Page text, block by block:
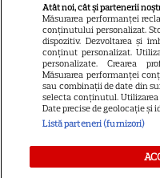
Copyright2026Ringier
Jocurile de
Atât noi, cât și partenerii
Măsurarea performanței
conținutului personalizat.
dispozitiv. Dezvoltarea și
conținut personalizat.
personalizate. Crearea
Măsurarea performanței
sau combinații de date din
selecta conținutul.
Date precise de geolocație și
Listă parteneri (furnizori)